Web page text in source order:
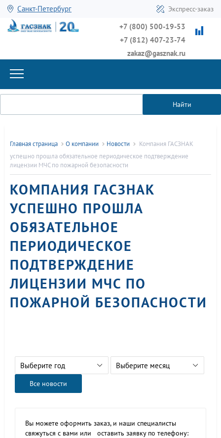
Санкт-Петербург Экспресс-заказ
+7 (800) 500-19-53
+7 (812) 407-23-74
zakaz@gasznak.ru
Найти
Главная страница О компании Новости
Компания ГАСЗНАК
успешно прошла обязательное периодическое подтверждение
лицензии МЧС по пожарной безопасности
КОМПАНИЯ ГАСЗНАК
УСПЕШНО ПРОШЛА
ОБЯЗАТЕЛЬНОЕ
ПЕРИОДИЧЕСКОЕ
ПОДТВЕРЖДЕНИЕ
ЛИЦЕНЗИИ МЧС ПО
ПОЖАРНОЙ БЕЗОПАСНОСТИ
Выберите год Выберите месяц
Все новости
Вы можете оформить заказ, и наши специалисты
свяжуться с вами или оставить заявку по телефону: